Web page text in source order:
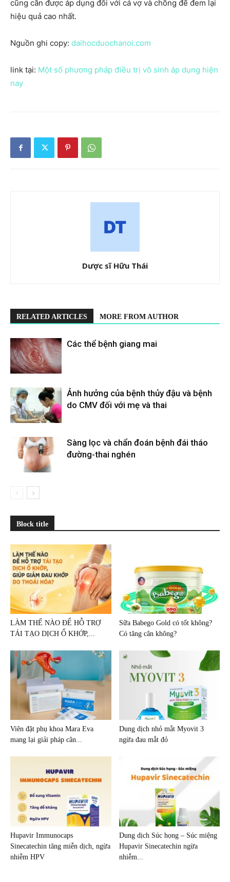
cũng cần được áp dụng đối với cả vợ và chồng để đem lại
hiệu quả cao nhất.
Nguồn ghi copy: daihocduochanoi.com
link tại: Một số phương pháp điều trị vô sinh áp dụng hiện
nay
Dược sĩ Hữu Thái
RELATED ARTICLES MORE FROM AUTHOR
Các thể bệnh giang mai
Ảnh hưởng của bệnh thủy đậu và bệnh
do CMV đối với mẹ và thai
Sàng lọc và chẩn đoán bệnh đái tháo
đường-thai nghén
Block title
LÀM THẾ NÀO ĐỂ HỖ TRỢ
TÁI TẠO DỊCH Ổ KHỚP,...
Sữa Babego Gold có tốt không?
Có tăng cân không?
Viên đặt phụ khoa Mara Eva
mang lại giải pháp cân...
Dung dịch nhỏ mắt Myovit 3
ngừa đau mắt đỏ
Hupavir Immunocaps
Sinecatechin tăng miễn dịch, ngừa
nhiễm HPV
Dung dịch Súc họng – Súc miệng
Hupavir Sinecatechin ngừa
nhiễm...